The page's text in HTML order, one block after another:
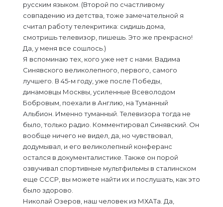
русским языком. (Второй по счастливому
совпадению из детства, тоже замечательной я
считал работу телекритика: сидишь дома,
смотришь телевизор, пишешь. Это же прекрасно!
Да, у меня все сошлось.)
Я вспоминаю тех, кого уже нет с нами. Вадима
Синявского великолепного, первого, самого
лучшего. В 45-м году, уже после Победы,
динамовцы Москвы, усиленные Всеволодом
Бобровым, поехали в Англию, на Туманный
Альбион. Именно туманный. Телевизора тогда не
было, только радио. Комментировал Синявский. Он
вообще ничего не видел, да, но чувствовал,
додумывал, и его великолепный конферанс
остался в документалистике. Также он порой
озвучивал спортивные мультфильмы в сталинском
еще СССР, вы можете найти их и послушать, как это
было здорово.
Николай Озеров, наш человек из МХАТа. Да,